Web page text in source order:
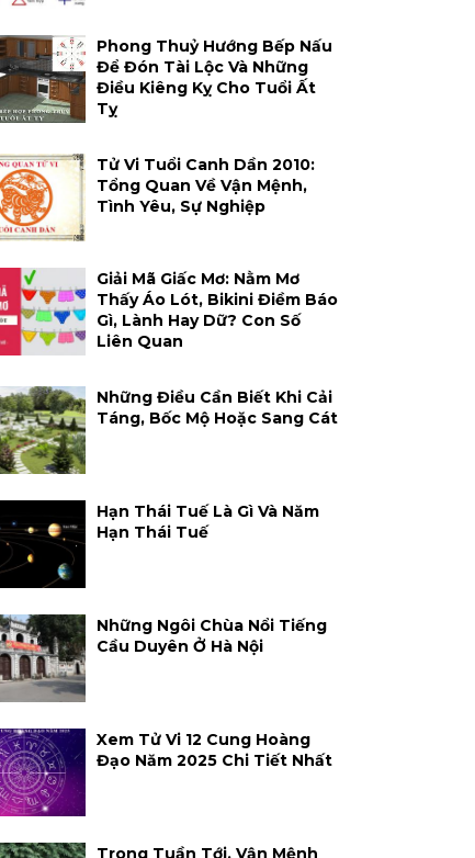
Phong Thuỷ Hướng Bếp Nấu
Để Đón Tài Lộc Và Những
Điều Kiêng Kỵ Cho Tuổi Ất
Tỵ
Tử Vi Tuổi Canh Dần 2010:
Tổng Quan Về Vận Mệnh,
Tình Yêu, Sự Nghiệp
Giải Mã Giấc Mơ: Nằm Mơ
Thấy Áo Lót, Bikini Điềm Báo
Gì, Lành Hay Dữ? Con Số
Liên Quan
Những Điều Cần Biết Khi Cải
Táng, Bốc Mộ Hoặc Sang Cát
Hạn Thái Tuế Là Gì Và Năm
Hạn Thái Tuế
Những Ngôi Chùa Nổi Tiếng
Cầu Duyên Ở Hà Nội
Xem Tử Vi 12 Cung Hoàng
Đạo Năm 2025 Chi Tiết Nhất
Trong Tuần Tới, Vận Mệnh